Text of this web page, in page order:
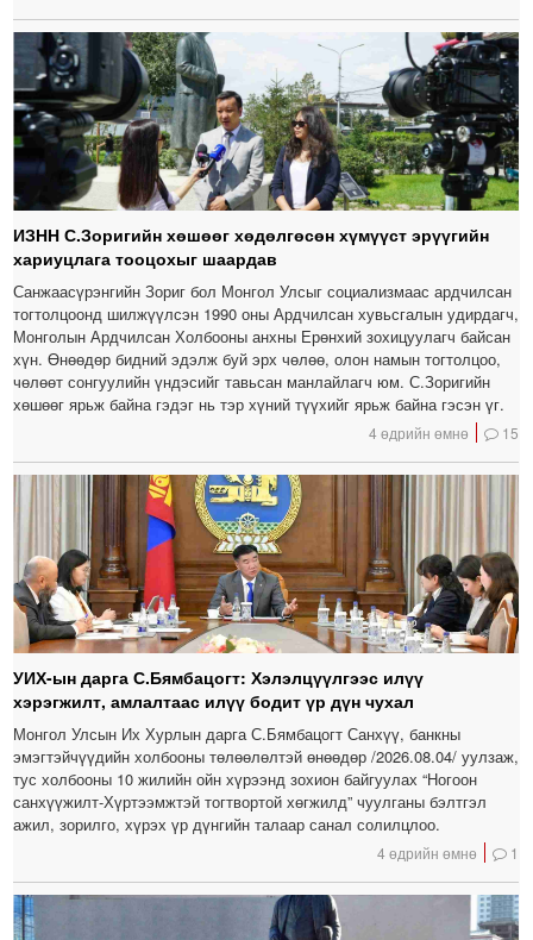
ИЗНН С.Зоригийн хөшөөг хөдөлгөсөн хүмүүст эрүүгийн
хариуцлага тооцохыг шаардав
Санжаасүрэнгийн Зориг бол Монгол Улсыг социализмаас ардчилсан
тогтолцоонд шилжүүлсэн 1990 оны Ардчилсан хувьсгалын удирдагч,
Монголын Ардчилсан Холбооны анхны Ерөнхий зохицуулагч байсан
хүн. Өнөөдөр бидний эдэлж буй эрх чөлөө, олон намын тогтолцоо,
чөлөөт сонгуулийн үндэсийг тавьсан манлайлагч юм. С.Зоригийн
хөшөөг ярьж байна гэдэг нь тэр хүний түүхийг ярьж байна гэсэн үг.
4 өдрийн өмнө 15
УИХ-ын дарга С.Бямбацогт: Хэлэлцүүлгээс илүү
хэрэгжилт, амлалтаас илүү бодит үр дүн чухал
Монгол Улсын Их Хурлын дарга С.Бямбацогт Санхүү, банкны
эмэгтэйчүүдийн холбооны төлөөлөлтэй өнөөдөр /2026.08.04/ уулзаж,
тус холбооны 10 жилийн ойн хүрээнд зохион байгуулах “Ногоон
санхүүжилт-Хүртээмжтэй тогтвортой хөгжилд” чуулганы бэлтгэл
ажил, зорилго, хүрэх үр дүнгийн талаар санал солилцлоо.
4 өдрийн өмнө 1